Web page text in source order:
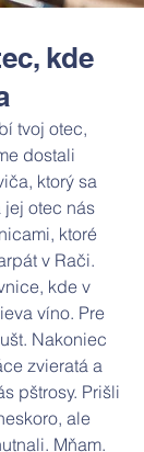
kde
tvoj otec,
dostali
ktorý sa
jej otec nás
ktoré
v Rači.
kde v
víno. Pre
Nakoniec
zvieratá a
pštrosy. Prišli
ale
Mňam.